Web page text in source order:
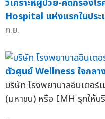
Hospital แห่งแรกในประ
ก.ย.
ตัวศูนย์ Wellness ใจกล
บริษัท โรงพยาบาลอินเตอ
(มหาชน) หรือ IMH รุกให้บ